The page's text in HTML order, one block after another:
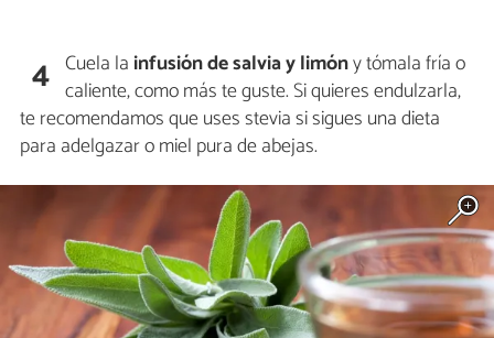
4 Cuela la infusión de salvia y limóny tómala fría o
caliente, como más te guste. Si quieres endulzarla,
te recomendamos que uses stevia si sigues una dieta
para adelgazar o miel pura de abejas.